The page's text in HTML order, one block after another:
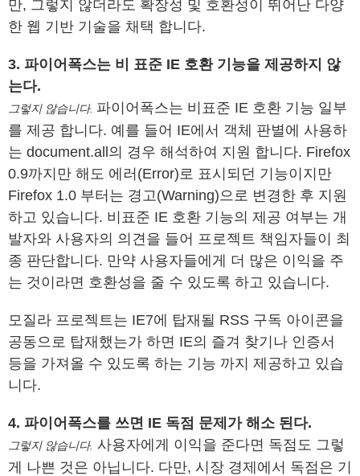
만, 그렇지 않더라도 확장성 및 호환성이 뛰어난 다양
한 웹 기반 기술을 채택 합니다.
3. 파이어폭스는 비 표준 IE 호환 기능을 제공하지 않
는다.
그렇지 않습니다. 파이어폭스는 비표준 IE 호환 기능 일부
를 제공 합니다. 예를 들어 IE에서 객체 판별에 사용하
는 document.all의 경우 해석하여 지원 합니다. Firefox
0.9까지만 해도 에러(Error)로 표시되던 기능이지만
Firefox 1.0 부터는 경고(Warning)으로 변경한 후 지원
하고 있습니다. 비표준 IE 호환 기능의 제공 여부는 개
발자와 사용자의 의견을 들어 프로젝트 책임자들이 최
종 판단합니다. 만약 사용자들에게 더 많은 이익을 주
는 것이라면 호환성을 줄 수 있도록 하고 있습니다.
모질라 프로젝트는 IE7에 탑재될 RSS 구독 아이콘을
공동으로 탑재했는가 하면 IE의 즐겨 찾기나 인증서
등을 가져올 수 있도록 하는 기능 까지 제공하고 있습
니다.
4. 파이어폭스를 쓰면 IE 독점 문제가 해소 된다.
그렇지 않습니다. 사용자에게 이익을 준다면 독점도 그렇
게 나쁜 것은 아닙니다. 다만, 시장 경제에서 독점은 기